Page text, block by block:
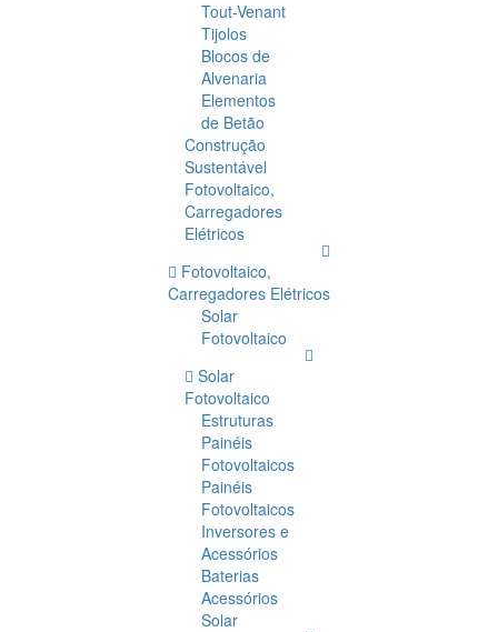
Tout-Venant
Tijolos
Blocos de
Alvenaria
Elementos
de Betão
Construção
Sustentável
Fotovoltaico,
Carregadores
Elétricos
Fotovoltaico,
Carregadores Elétricos
Solar
Fotovoltaico
Solar
Fotovoltaico
Estruturas
Painéis
Fotovoltaicos
Painéis
Fotovoltaicos
Inversores e
Acessórios
Baterias
Acessórios
Solar